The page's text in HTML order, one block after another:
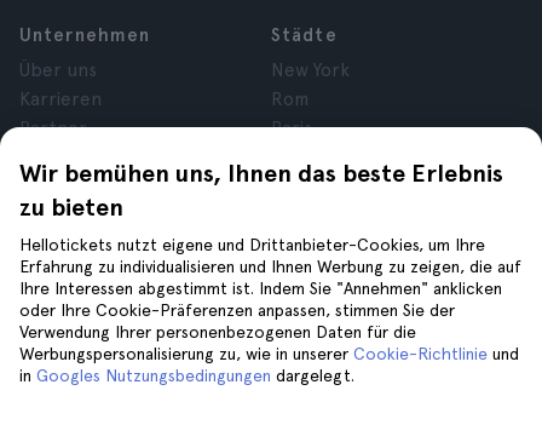
Wir bemühen uns, Ihnen das beste Erlebnis
zu bieten
Hellotickets nutzt eigene und Drittanbieter-Cookies, um Ihre
Erfahrung zu individualisieren und Ihnen Werbung zu zeigen, die auf
Ihre Interessen abgestimmt ist. Indem Sie "Annehmen" anklicken
oder Ihre Cookie-Präferenzen anpassen, stimmen Sie der
Verwendung Ihrer personenbezogenen Daten für die
Werbungspersonalisierung zu, wie in unserer Cookie-Richtlinie und
in Googles Nutzungsbedingungen dargelegt.
Unternehmen
Über uns
Karrieren
Partner
Datenschutz
Allgemeine
Geschäftsbedingungen
Cookies
Impressum
Städte
New York
Rom
Paris
Granada
Teneriffa
Hilfe
Folge uns auf